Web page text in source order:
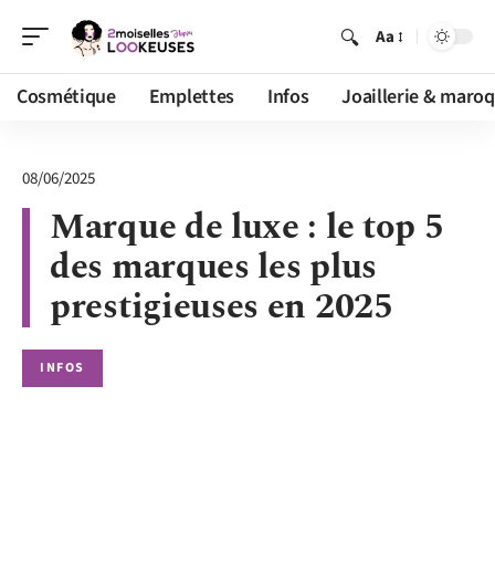
Aa
Cosmétique Emplettes Infos Joaillerie &
08/06/2025
Marque de luxe : le top 5
des marques les plus
prestigieuses en 2025
INFOS